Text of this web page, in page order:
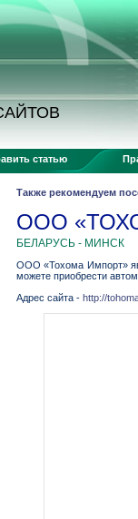
статью
Также рекомендуем
ООО
БЕЛАРУСЬ - МИНСК
ООО «Тохома Импорт»
можете приобрести
Адрес сайта - http://